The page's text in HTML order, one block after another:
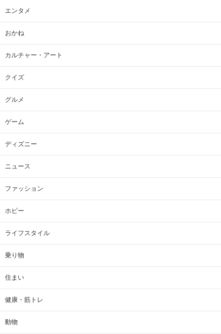
エンタメ
おかね
カルチャー・アート
クイズ
グルメ
ゲーム
ディズニー
ニュース
ファッション
ホビー
ライフスタイル
乗り物
住まい
健康・筋トレ
動物